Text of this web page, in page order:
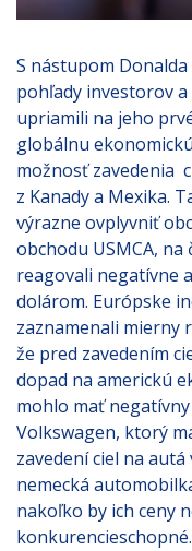
S nástupom
pohľady investorov
upriamili na jeho
globálnu
možnosť zavedenia
z Kanady a Mexika.
výrazne ovplyvniť
obchodu USMCA,
reagovali negatívne
dolárom. Európske
zaznamenali mierny
že pred zavedením
dopad na americkú
mohlo mať
Volkswagen, ktorý
zavedení ciel na
nemecká
nakoľko by ich ceny
konkurencieschopné.